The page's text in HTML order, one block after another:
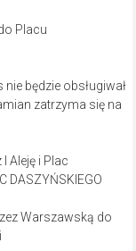
Placu
będzie obsługiwał
zatrzyma się na
Aleję i Plac
DASZYŃSKIEGO
Warszawską do